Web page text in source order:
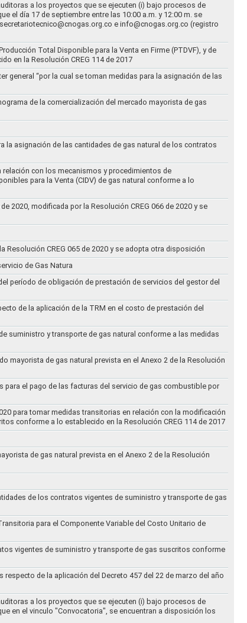
a los proyectos que se ejecuten (i) bajo procesos de
el día 17 de septiembre entre las 10:00 a.m. y 12:00 m. se
e info@cnogas.org.co (registro
Total Disponible para la Venta en Firme (PTDVF), y de
en la Resolución CREG 114 de 2017
general “por la cual se toman medidas para la asignación de las
de la comercialización del mercado mayorista de gas
la asignación de las cantidades de gas natural de los contratos
relación con los mecanismos y procedimientos de
para la Venta (CIDV) de gas natural conforme a lo
2020, modificada por la Resolución CREG 066 de 2020 y se
Resolución CREG 065 de 2020 y se adopta otra disposición
de Gas Natura
período de obligación de prestación de servicios del gestor del
de la aplicación de la TRM en el costo de prestación del
suministro y transporte de gas natural conforme a las medidas
mayorista de gas natural prevista en el Anexo 2 de la Resolución
para el pago de las facturas del servicio de gas combustible por
para tomar medidas transitorias en relación con la modificación
conforme a lo establecido en la Resolución CREG 114 de 2017
de gas natural prevista en el Anexo 2 de la Resolución
de los contratos vigentes de suministro y transporte de gas
para el Componente Variable del Costo Unitario de
vigentes de suministro y transporte de gas suscritos conforme
de la aplicación del Decreto 457 del 22 de marzo del año
a los proyectos que se ejecuten (i) bajo procesos de
en el vinculo "Convocatoria", se encuentran a disposición los